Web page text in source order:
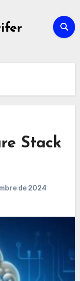
Stack
de 2024